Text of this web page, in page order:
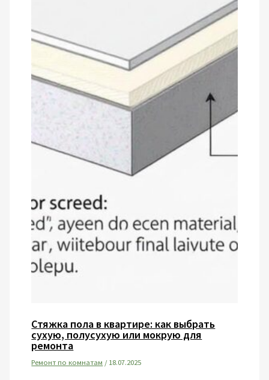
Стяжка пола в квартире: как выбрать
сухую, полусухую или мокрую для
ремонта
Ремонт по комнатам /18.07.2025